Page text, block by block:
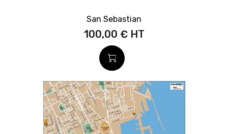
San Sebastian
100,00 €